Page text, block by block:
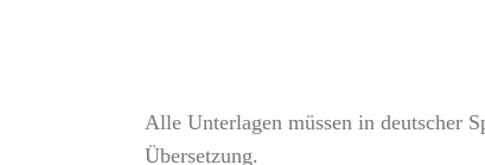
Alle Unterlagen müssen in deutscher
Übersetzung.